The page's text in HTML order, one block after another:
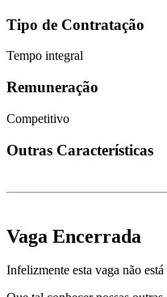
Tipo de Contratação
Tempo integral
Remuneração
Competitivo
Outras Características
Vaga Encerrada
Infelizmente esta vaga não